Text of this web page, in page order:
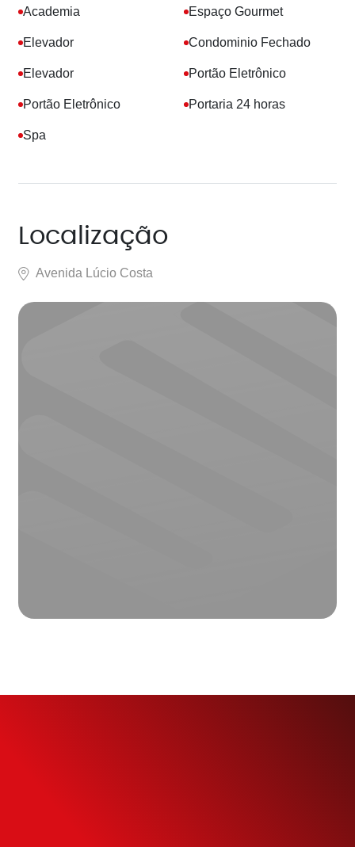
Academia Espaço Gourmet
Elevador Condominio Fechado
Elevador Portão Eletrônico
Portão Eletrônico Portaria 24 horas
Spa
Localização
Avenida Lúcio Costa